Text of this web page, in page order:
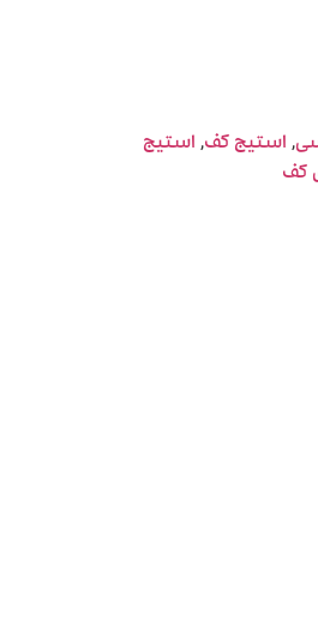
, استیج کف, استیج
کف